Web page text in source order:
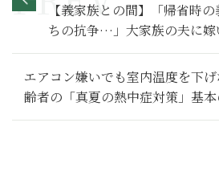
【義家族との間】「帰省時
ちの抗争…」大家族の夫に嫁
１～
エアコン嫌いでも室内温度を下
齢者の「真夏の熱中症対策」基本